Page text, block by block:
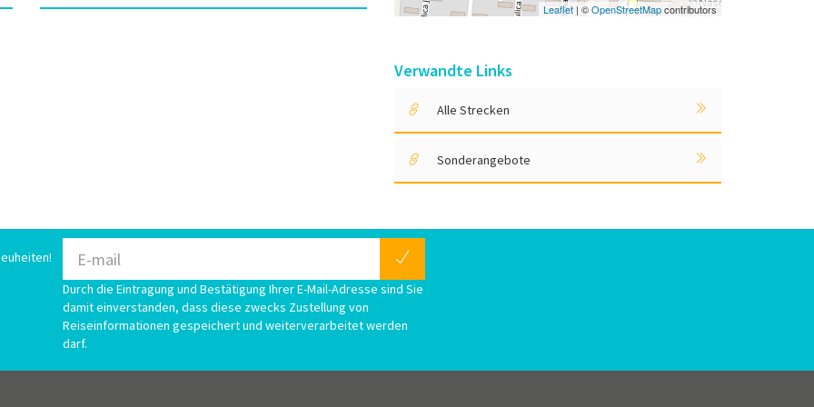
Leaflet | ©OpenStreetMapcontributors
Verwandte Links
Alle Strecken
Sonderangebote
Durch die Eintragung und Bestätigung Ihrer E-Mail-Adresse sind Sie
damit einverstanden, dass diese zwecks Zustellung von
Reiseinformationen gespeichert und weiterverarbeitet werden
darf.